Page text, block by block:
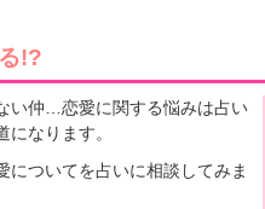
!?
い仲…恋愛に関する悩みは占い
なります。
についてを占いに相談してみま